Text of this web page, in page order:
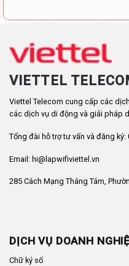
VIETTEL
Viettel Telecom cung cấp các
các dịch vụ di động và giải pháp
Tổng đài hỗ trợ tư vấn và đăng
Email: hi@lapwifiviettel.vn
285 Cách Mạng Tháng Tám,
DỊCH VỤ DOANH
Chữ ký số